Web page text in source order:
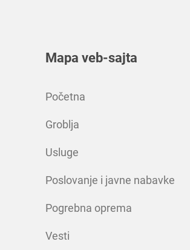
Mapa veb-sajta
Početna
Groblja
Usluge
Poslovanje i javne nabavke
Pogrebna oprema
Vesti